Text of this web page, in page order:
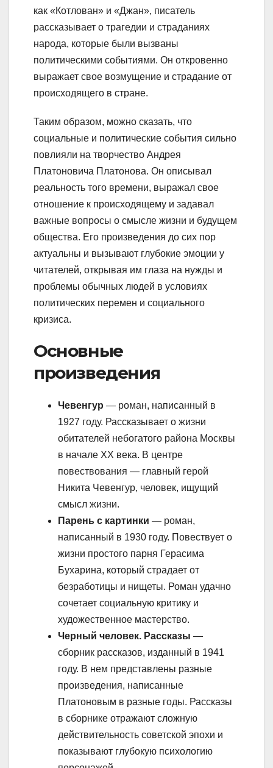
как «Котлован» и «Джан», писатель
рассказывает о трагедии и страданиях
народа, которые были вызваны
политическими событиями. Он откровенно
выражает свое возмущение и страдание от
происходящего в стране.
Таким образом, можно сказать, что
социальные и политические события сильно
повлияли на творчество Андрея
Платоновича Платонова. Он описывал
реальность того времени, выражал свое
отношение к происходящему и задавал
важные вопросы о смысле жизни и будущем
общества. Его произведения до сих пор
актуальны и вызывают глубокие эмоции у
читателей, открывая им глаза на нужды и
проблемы обычных людей в условиях
политических перемен и социального
кризиса.
Основные
произведения
Чевенгур — роман, написанный в
1927 году. Рассказывает о жизни
обитателей небогатого района Москвы
в начале XX века. В центре
повествования — главный герой
Никита Чевенгур, человек, ищущий
смысл жизни.
Парень с картинки — роман,
написанный в 1930 году. Повествует о
жизни простого парня Герасима
Бухарина, который страдает от
безработицы и нищеты. Роман удачно
сочетает социальную критику и
художественное мастерство.
Черный человек. Рассказы —
сборник рассказов, изданный в 1941
году. В нем представлены разные
произведения, написанные
Платоновым в разные годы. Рассказы
в сборнике отражают сложную
действительность советской эпохи и
показывают глубокую психологию